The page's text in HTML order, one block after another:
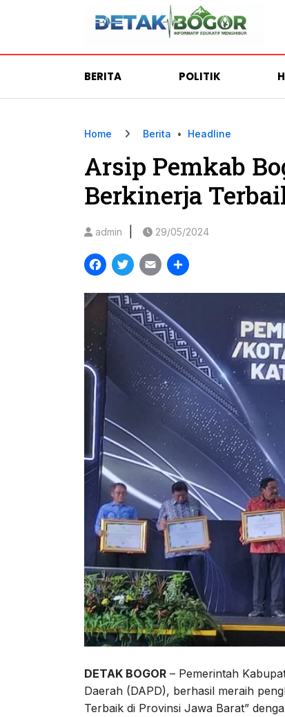
BERITA POLITIK
Home Berita • Headline
Arsip Pemkab
Berkinerja
admin 29/05/2024
Facebook
Twitter
Email
DETAK BOGOR – Pemerintah
Daerah (DAPD), berhasil meraih
Terbaik di Provinsi Jawa Barat”